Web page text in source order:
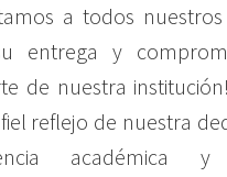
a todos
entrega y
de nuestra
reflejo de nuestra
académica y